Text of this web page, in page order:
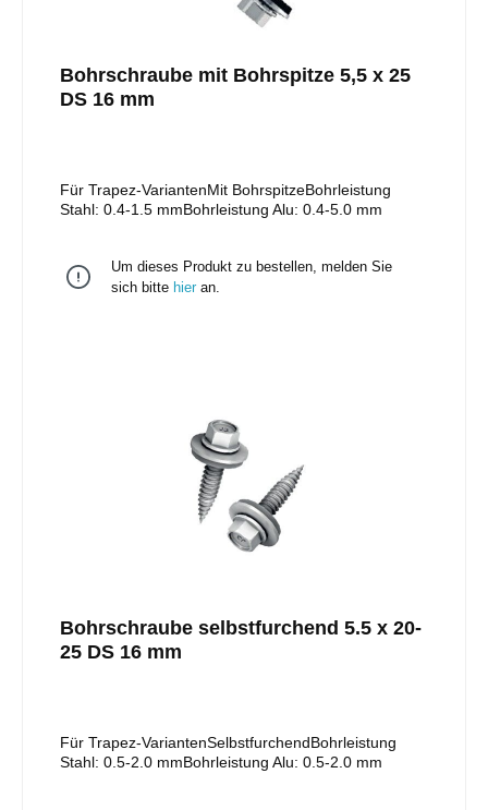
Bohrschraube mit Bohrspitze 5,5 x 25
DS 16 mm
Für Trapez-VariantenMit BohrspitzeBohrleistung
Stahl: 0.4-1.5 mmBohrleistung Alu: 0.4-5.0 mm
Um dieses Produkt zu bestellen, melden Sie
sich bitte hier an.
Bohrschraube selbstfurchend 5.5 x 20-
25 DS 16 mm
Für Trapez-VariantenSelbstfurchendBohrleistung
Stahl: 0.5-2.0 mmBohrleistung Alu: 0.5-2.0 mm